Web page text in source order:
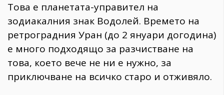
Това е планетата-управител на
зодиакалния знак Водолей. Времето на
ретроградния Уран (до 2 януари догодина)
е много подходящо за разчистване на
това, което вече не ни е нужно, за
приключване на всичко старо и отживяло.